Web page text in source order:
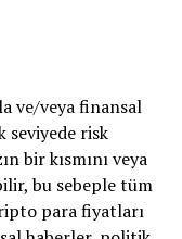
ve/veya finansal
seviyede risk
bir kısmını veya
bu sebeple tüm
para fiyatları